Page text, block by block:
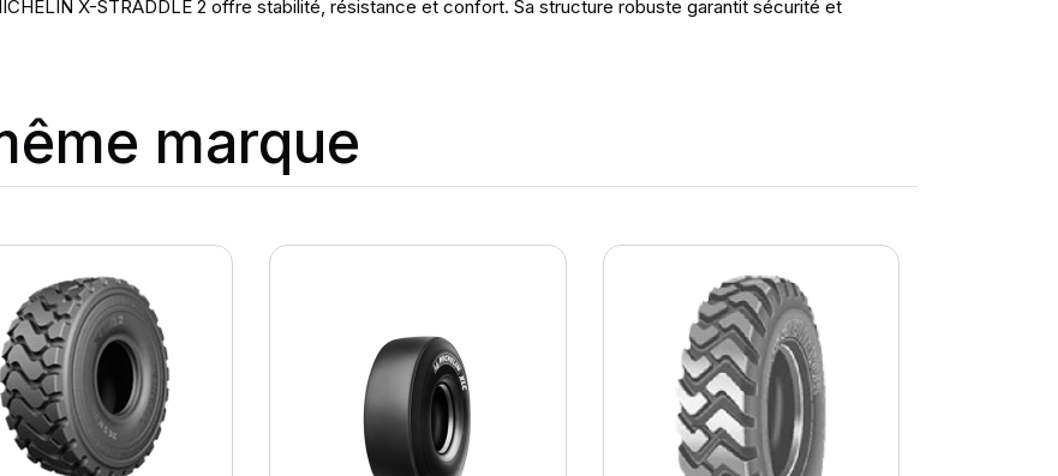
X-STRADDLE 2 offre stabilité, résistance et confort. Sa structure robuste garantit sécurité et
marque